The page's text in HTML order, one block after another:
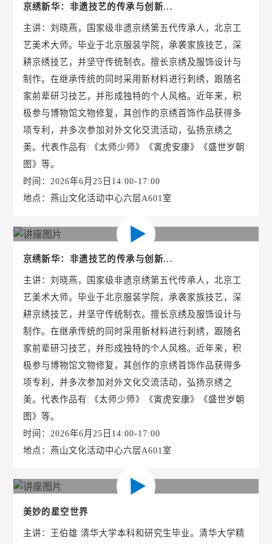
京绣新华：非遗技艺的传承与创新...
主讲：刘晓燕，国家级非遗京绣第五代传承人，北京工
艺美术大师。毕业于北京服装学院，承袭家族技艺，深
耕京绣技艺，并坚守传统制衣。擅长京绣及服饰设计与
制作。在继承传统的同时采用新材料进行刺绣，跟随名
家前辈研习技艺，并形成独特的个人风格。近年来，积
极参与博物馆文物修复，其创作的京绣首饰作品获得多
项专利，并多次参加对外文化交流活动，弘扬京绣之
美。代表作品有:《太师少师》《寅虎安康》《盛世岁朝
图》等。
时间：2026年6月25日14:00-17:00
地点：燕山文化活动中心六层A601室
京绣新华：非遗技艺的传承与创新...
主讲：刘晓燕，国家级非遗京绣第五代传承人，北京工
艺美术大师。毕业于北京服装学院，承袭家族技艺，深
耕京绣技艺，并坚守传统制衣。擅长京绣及服饰设计与
制作。在继承传统的同时采用新材料进行刺绣，跟随名
家前辈研习技艺，并形成独特的个人风格。近年来，积
极参与博物馆文物修复，其创作的京绣首饰作品获得多
项专利，并多次参加对外文化交流活动，弘扬京绣之
美。代表作品有:《太师少师》《寅虎安康》《盛世岁朝
图》等。
时间：2026年6月25日14:00-17:00
地点：燕山文化活动中心六层A601室
美妙的星空世界
主讲：王伯雄 清华大学本科和研究生毕业。清华大学精